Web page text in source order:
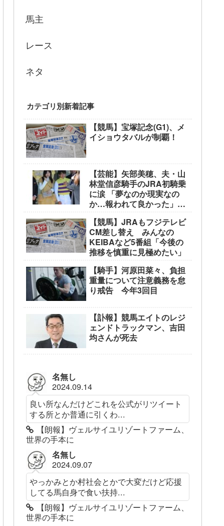
馬主
レース
ネタ
カテゴリ別新着記事
【競馬】宝塚記念(G1)、メ
イショウタバルが制覇！
【芸能】矢部美穂、夫・山
林堂信彦騎手のJRA初騎乗
に涙 「夢なのか現実なの
か…報われて良かった」
【競馬】JRAもフジテレビ
CM差し替え みんなの
KEIBAなど5番組「今後の
推移を慎重に見極めたい」
【騎手】河原田菜々、負担
重量について注意義務を怠
り戒告 今年3回目
【訃報】競馬エイトのレジ
ェンドトラックマン、吉田
均さんが死去
名無し
2024.09.14
良い所なんだけどこれを公式がリツイート
する所とか普通に引くわ...
【朗報】ヴェルサイユリゾートファーム、
世界の手本に
名無し
2024.09.07
やっかみとか村社会とかで大変だけど応援
してる馬自身で食い扶持...
【朗報】ヴェルサイユリゾートファーム、
世界の手本に